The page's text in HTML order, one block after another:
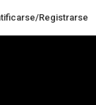
Registrarse